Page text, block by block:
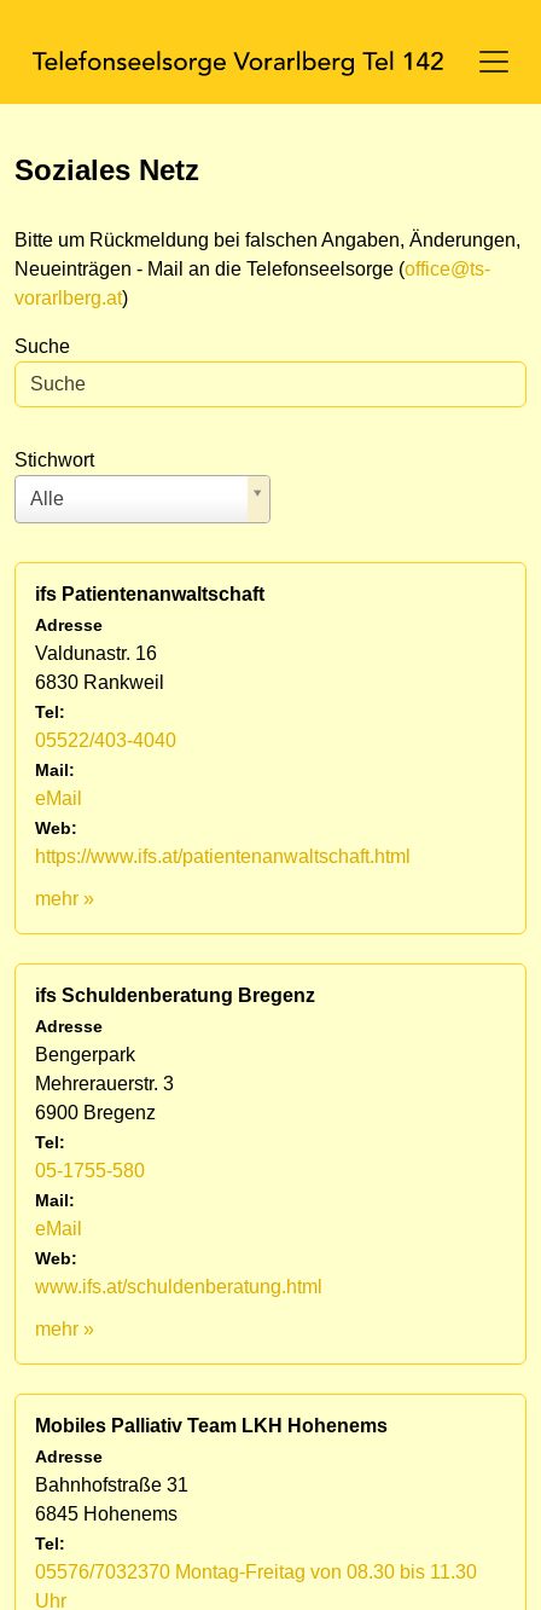
Soziales Netz
Bitte um Rückmeldung bei falschen Angaben, Änderungen,
Neueinträgen - Mail an die Telefonseelsorge (office@ts-
vorarlberg.at)
Suche
Stichwort
Alle
ifs Patientenanwaltschaft
Adresse
Valdunastr. 16
6830 Rankweil
Tel:
05522/403-4040
Mail:
eMail
Web:
https://www.ifs.at/patientenanwaltschaft.html
mehr »
ifs Schuldenberatung Bregenz
Adresse
Bengerpark
Mehrerauerstr. 3
6900 Bregenz
Tel:
05-1755-580
Mail:
eMail
Web:
www.ifs.at/schuldenberatung.html
mehr »
Mobiles Palliativ Team LKH Hohenems
Adresse
Bahnhofstraße 31
6845 Hohenems
Tel:
05576/7032370 Montag-Freitag von 08.30 bis 11.30
Uhr